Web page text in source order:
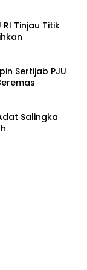
Tinjau Titik
Sertijab PJU
Salingka